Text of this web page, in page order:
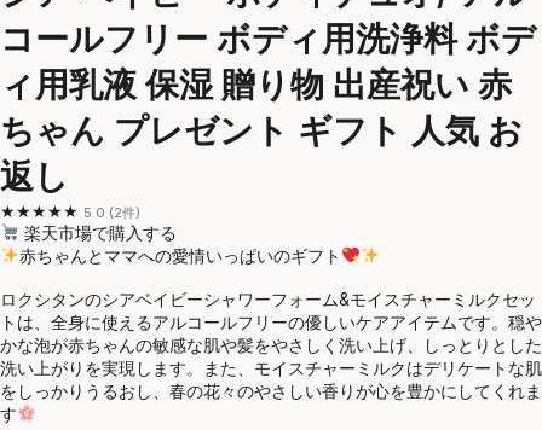
コールフリー ボディ用洗浄料 ボデ
ィ用乳液 保湿 贈り物 出産祝い 赤
ちゃん プレゼント ギフト 人気 お
返し
★★★★★ 5.0 (2件)
楽天市場で購入する
赤ちゃんとママへの愛情いっぱいのギフト
ロクシタンのシアベイビーシャワーフォーム&モイスチャーミルクセッ
トは、全身に使えるアルコールフリーの優しいケアアイテムです。穏や
かな泡が赤ちゃんの敏感な肌や髪をやさしく洗い上げ、しっとりとした
洗い上がりを実現します。また、モイスチャーミルクはデリケートな肌
をしっかりうるおし、春の花々のやさしい香りが心を豊かにしてくれま
す